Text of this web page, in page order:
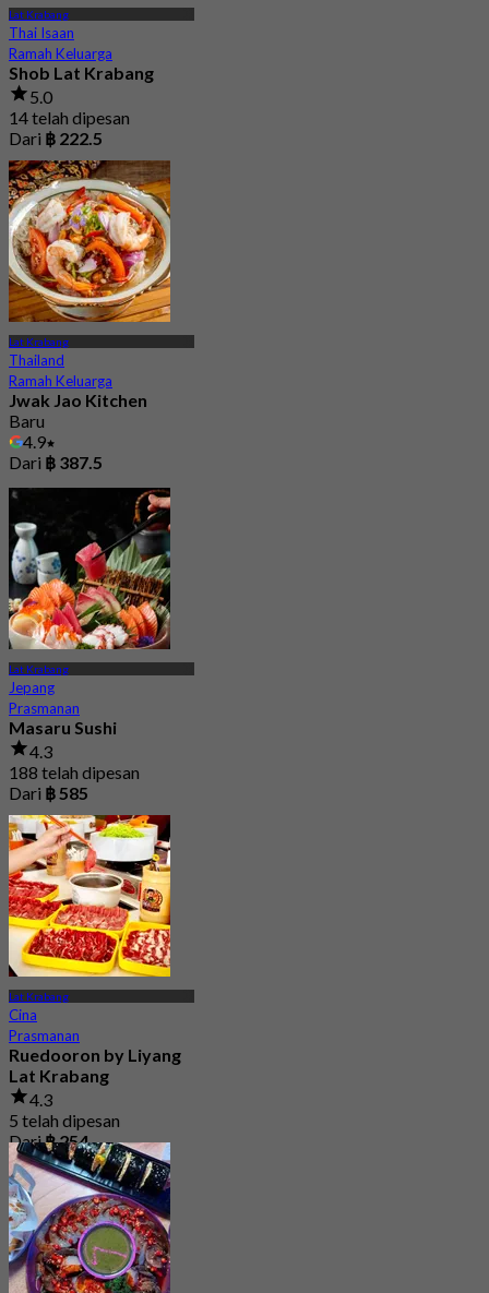
Lat Krabang
Thai Isaan
Ramah Keluarga
Shob Lat Krabang
5.0
14 telah dipesan
Dari ฿ 222.5
Lat Krabang
Thailand
Ramah Keluarga
Jwak Jao Kitchen
Baru
4.9
Dari ฿ 387.5
Lat Krabang
Jepang
Prasmanan
Masaru Sushi
4.3
188 telah dipesan
Dari ฿ 585
Lat Krabang
Cina
Prasmanan
Ruedooron by Liyang
Lat Krabang
4.3
5 telah dipesan
Dari฿ 254